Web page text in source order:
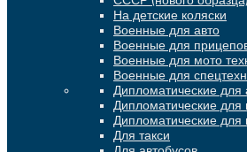
На детские коляски
Военные для авто
Военные для
Военные для мото
Военные для
Дипломатические для
Дипломатические для
Дипломатические для
Для такси